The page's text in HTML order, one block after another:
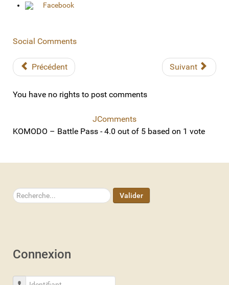
Facebook
Social Comments
Précédent Suivant
You have no rights to post comments
JComments
KOMODO – Battle Pass -4.0 out of 5 based on 1 vote
Rechercher Valider
Connexion